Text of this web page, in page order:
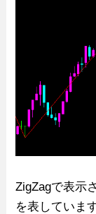
ZigZagで表示
を表しています